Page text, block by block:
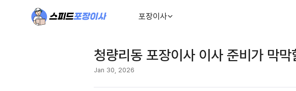
포장이사
청량리동 포장이사 이사 준비가 막
Jan 30, 2026